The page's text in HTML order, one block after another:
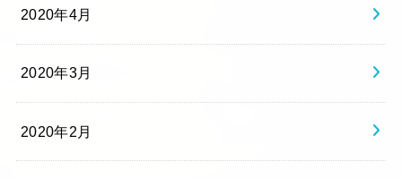
2020年4月
2020年3月
2020年2月